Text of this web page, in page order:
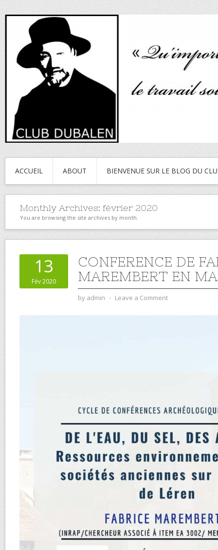
ACCUEIL ABOUT BIENVENUE SUR LE BLOG DU
Monthly Archives: février 2020
You are browsing the site archives by month.
13
Fév 2020
CONFERENCE DE
MAREMBERT EN
by admin ⋅ Leave a Comment